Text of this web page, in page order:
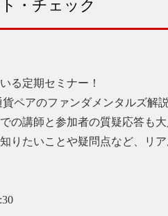
・チェック
る定期セミナー！
ペアのファンダメンタルズ解
の講師と参加者の質疑応答も大
りたいことや疑問点など、リ